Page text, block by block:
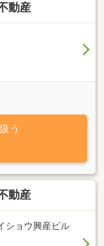
動産
う
動産
ショウ興産ビル